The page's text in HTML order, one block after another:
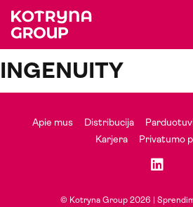
INGENUITY
Apie mus Distribucija
Karjera
Privatumo
© Kotryna Group 2026 |